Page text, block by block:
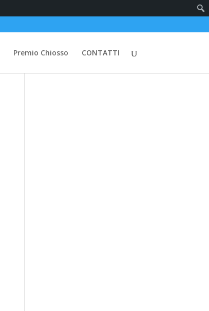
Premio Chiosso CONTATTI